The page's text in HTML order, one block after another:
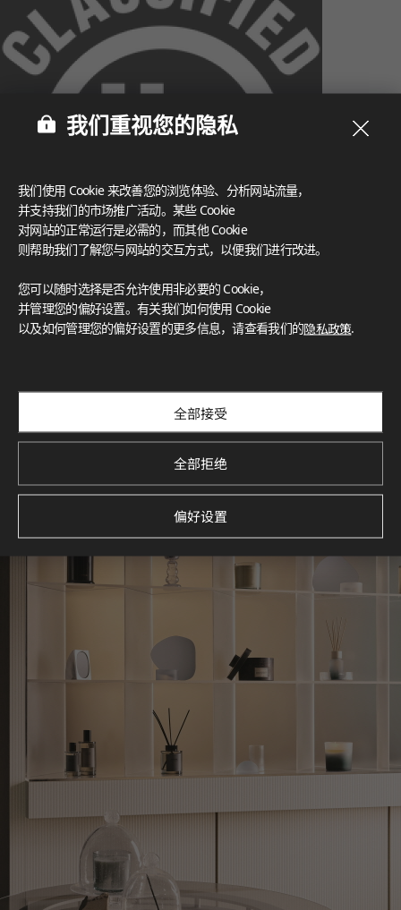
What These Certifications Mean
灵感画廊
我们重视您的隐私
我们使用 Cookie 来改善您的浏览体验、分析网站流量，
并支持我们的市场推广活动。某些 Cookie
对网站的正常运行是必需的，而其他 Cookie
则帮助我们了解您与网站的交互方式，以便我们进行改进。
您可以随时选择是否允许使用非必要的 Cookie，
并管理您的偏好设置。有关我们如何使用 Cookie
以及如何管理您的偏好设置的更多信息，请查看我们的隐私政策.
全部接受
全部拒绝
偏好设置